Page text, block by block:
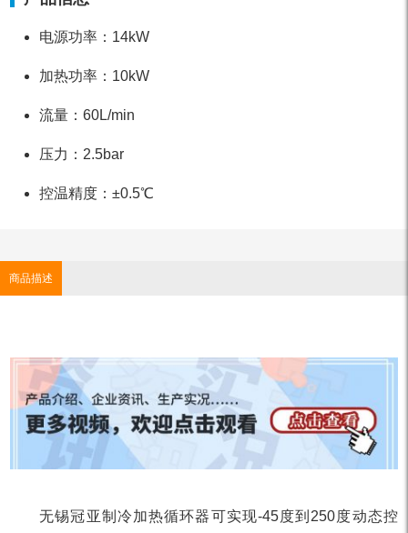
电源功率：14kW
加热功率：10kW
流量：60L/min
压力：2.5bar
控温精度：±0.5℃
商品描述
无锡冠亚制冷加热循环器可实现-45度到250度动态控